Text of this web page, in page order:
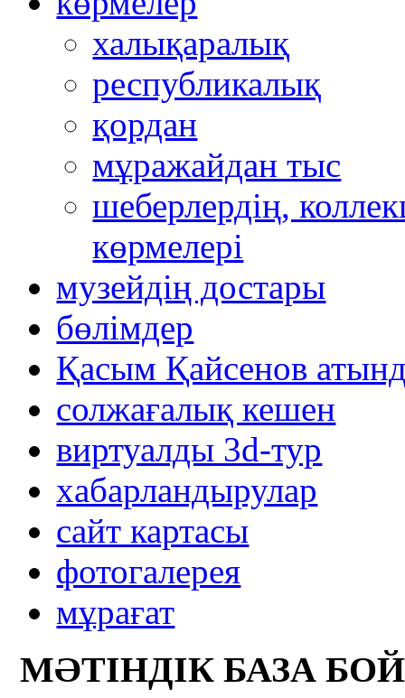
халықаралық
республикалық
қордан
мұражайдан тыс
шеберлердің,
көрмелері
музейдің достары
бөлімдер
Қасым Қайсенов
солжағалық кешен
виртуалды 3d-тур
xабарландырулар
сайт картасы
фотогалерея
мұрағат
МӘТІНДІК БАЗА